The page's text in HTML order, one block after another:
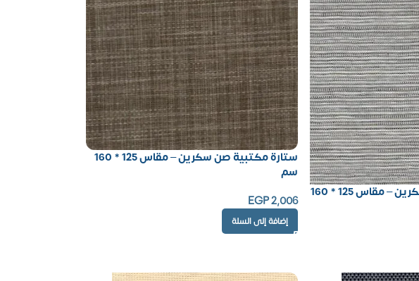
ستارة مكتبية صن سكرين – مقاس 125 * 160
ستارة مكتبية صن سكرين – مقاس 125 * 160
سم
EGP2,006
إضافة إلى السلة